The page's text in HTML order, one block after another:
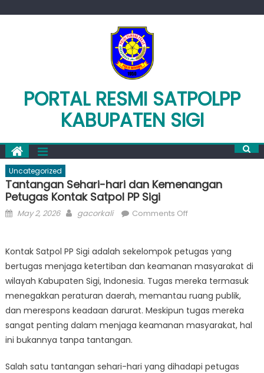
PORTAL RESMI SATPOLPP
KABUPATEN SIGI
Uncategorized
Tantangan Sehari-hari dan Kemenangan
Petugas Kontak Satpol PP Sigi
Posted
May 2, 2026 Author
gacorkali Comments Offon
hari
dan
Kemenangan
Petugas
Kontak
Satpol
Kontak Satpol PP Sigi adalah sekelompok petugas yang
bertugas menjaga ketertiban dan keamanan masyarakat di
wilayah Kabupaten Sigi, Indonesia. Tugas mereka termasuk
menegakkan peraturan daerah, memantau ruang publik,
dan merespons keadaan darurat. Meskipun tugas mereka
sangat penting dalam menjaga keamanan masyarakat, hal
ini bukannya tanpa tantangan.
Salah satu tantangan sehari-hari yang dihadapi petugas